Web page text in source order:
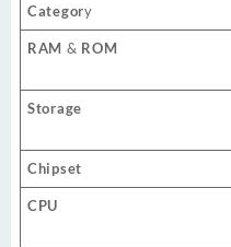
Category
RAM & ROM
Storage
Chipset
CPU